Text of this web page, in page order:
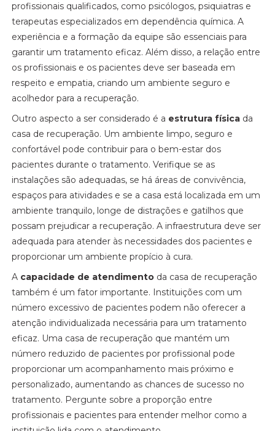
profissionais qualificados, como psicólogos, psiquiatras e
terapeutas especializados em dependência química. A
experiência e a formação da equipe são essenciais para
garantir um tratamento eficaz. Além disso, a relação entre
os profissionais e os pacientes deve ser baseada em
respeito e empatia, criando um ambiente seguro e
acolhedor para a recuperação.
Outro aspecto a ser considerado é a estrutura física da
casa de recuperação. Um ambiente limpo, seguro e
confortável pode contribuir para o bem-estar dos
pacientes durante o tratamento. Verifique se as
instalações são adequadas, se há áreas de convivência,
espaços para atividades e se a casa está localizada em um
ambiente tranquilo, longe de distrações e gatilhos que
possam prejudicar a recuperação. A infraestrutura deve ser
adequada para atender às necessidades dos pacientes e
proporcionar um ambiente propício à cura.
A capacidade de atendimento da casa de recuperação
também é um fator importante. Instituições com um
número excessivo de pacientes podem não oferecer a
atenção individualizada necessária para um tratamento
eficaz. Uma casa de recuperação que mantém um
número reduzido de pacientes por profissional pode
proporcionar um acompanhamento mais próximo e
personalizado, aumentando as chances de sucesso no
tratamento. Pergunte sobre a proporção entre
profissionais e pacientes para entender melhor como a